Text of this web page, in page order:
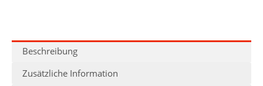
Beschreibung
Zusätzliche Information